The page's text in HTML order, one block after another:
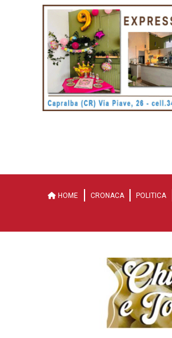
HOME CRONACA POLITICA